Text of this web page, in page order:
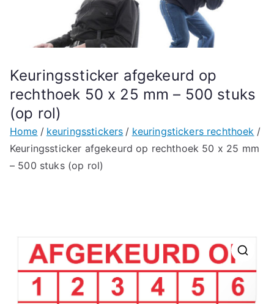
Keuringssticker afgekeurd op
rechthoek 50 x 25 mm – 500 stuks
(op rol)
Home keuringsstickers
keuringstickers rechthoek
Keuringssticker afgekeurd op rechthoek 50 x 25 mm
– 500 stuks (op rol)
🔍